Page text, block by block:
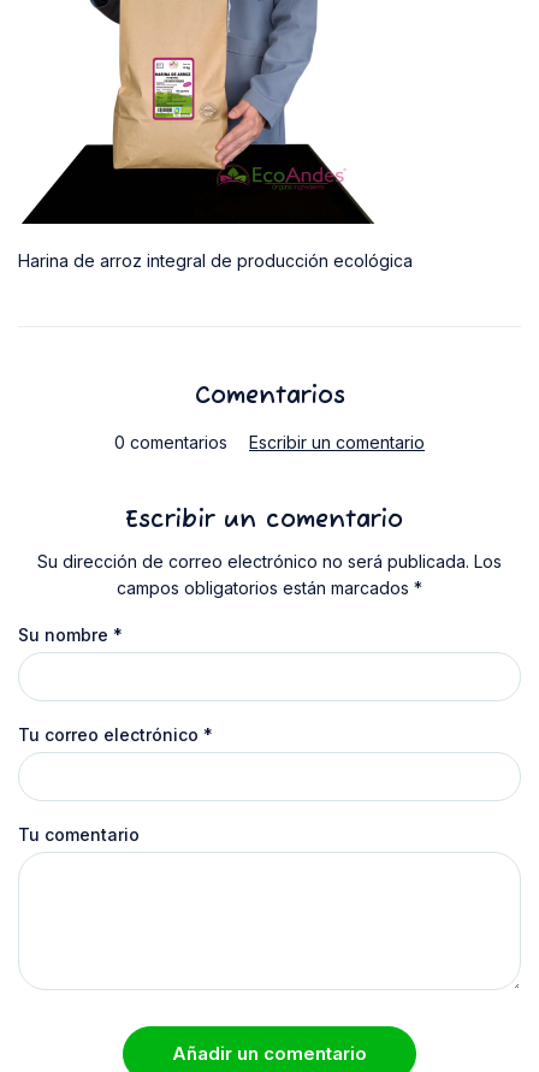
Harina de arroz integral de producción ecológica
Comentarios
0 comentarios Escribir un comentario
Escribir un comentario
Su dirección de correo electrónico no será publicada. Los
campos obligatorios están marcados *
Su nombre *
Tu correo electrónico *
Tu comentario
Añadir un comentario